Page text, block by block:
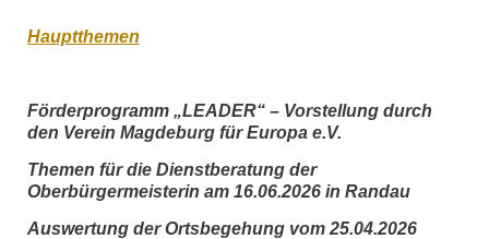
Hauptthemen
Förderprogramm „LEADER“ – Vorstellung durch
den Verein Magdeburg für Europa e.V.
Themen für die Dienstberatung der
Oberbürgermeisterin am 16.06.2026 in Randau
Auswertung der Ortsbegehung vom 25.04.2026